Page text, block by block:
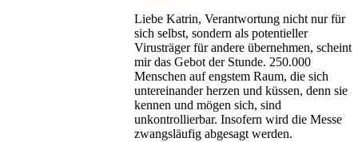
Liebe Katrin, Verantwortung nicht nur für
sich selbst, sondern als potentieller
Virusträger für andere übernehmen, scheint
mir das Gebot der Stunde. 250.000
Menschen auf engstem Raum, die sich
untereinander herzen und küssen, denn sie
kennen und mögen sich, sind
unkontrollierbar. Insofern wird die Messe
zwangsläufig abgesagt werden.